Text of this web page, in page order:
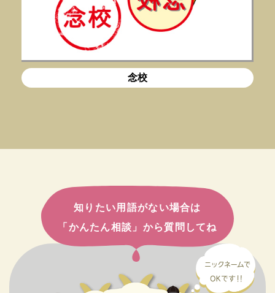
念校
知りたい用語がない場合は
「かんたん相談」から質問してね